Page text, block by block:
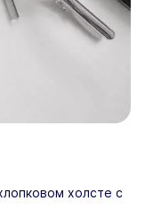
холсте с